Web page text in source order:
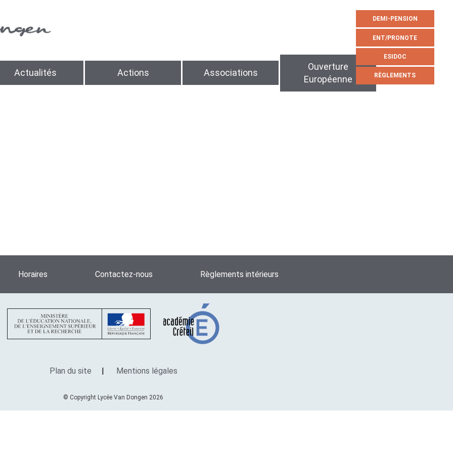
Actualités Actions Associations
Ouverture
Européenne
DEMI-PENSION
ENT/PRONOTE
ESIDOC
RÈGLEMENTS
Horaires Contactez-nous Règlements intérieurs
Plan du site Mentions légales
© Copyright Lycée Van Dongen 2026